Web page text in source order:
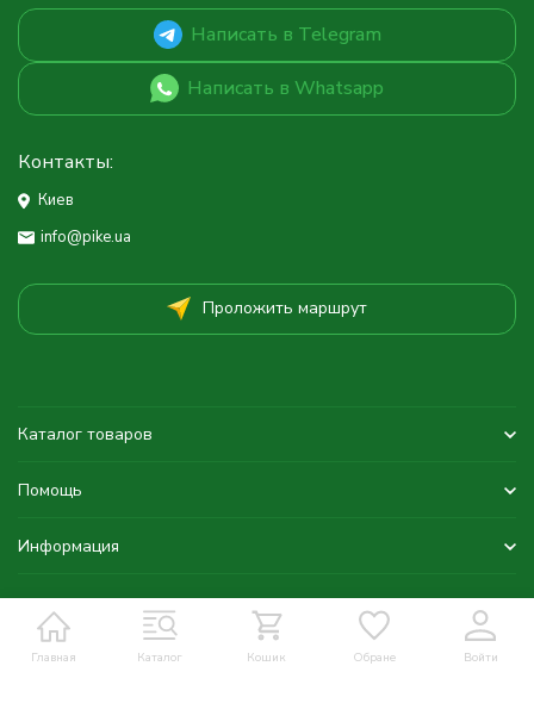
Главная Каталог Кошик Обране Войти
Написать в Telegram
Написать в Whatsapp
Контакты:
Киев
info@pike.ua
Проложить маршрут
Каталог товаров
Помощь
Информация